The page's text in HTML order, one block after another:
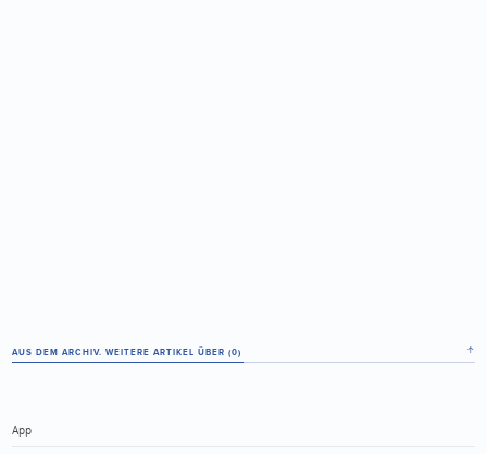
AUS DEM ARCHIV. WEITERE ARTIKEL ÜBER (0) ↑
App